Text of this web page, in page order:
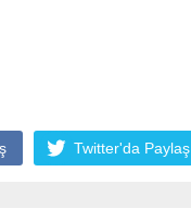
Twitter'da Paylaş